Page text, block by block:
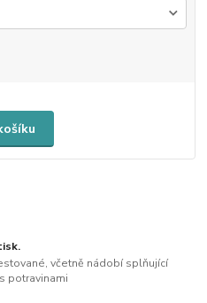
včetně nádobí splňující
potravinami